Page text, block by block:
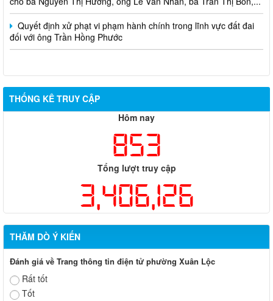
Quyết định xử phạt vi phạm hành chính trong lĩnh vực đất đai
đối với ông Trần Hồng Phước
THỐNG KÊ TRUY CẬP
Hôm nay
853
Tổng lượt truy cập
3,406,126
THĂM DÒ Ý KIẾN
Đánh giá về Trang thông tin điện tử phường Xuân Lộc
Rất tốt
Tốt